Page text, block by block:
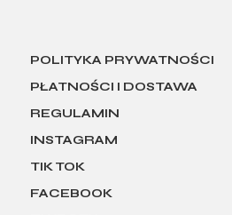
POLITYKA PRYWATNOŚCI
PŁATNOŚCI I DOSTAWA
REGULAMIN
INSTAGRAM
TIK TOK
FACEBOOK